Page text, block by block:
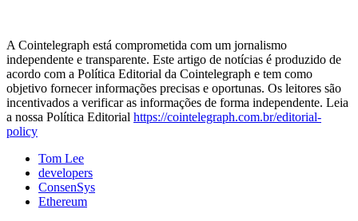
A Cointelegraph está comprometida com um jornalismo
independente e transparente. Este artigo de notícias é produzido de
acordo com a Política Editorial da Cointelegraph e tem como
objetivo fornecer informações precisas e oportunas. Os leitores são
incentivados a verificar as informações de forma independente. Leia
a nossa Política Editorial https://cointelegraph.com.br/editorial-
policy
Tom Lee
developers
ConsenSys
Ethereum